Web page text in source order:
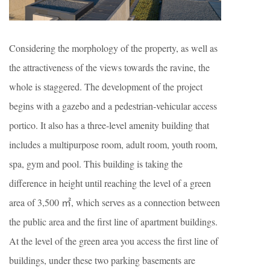
Considering the morphology of the property, as well as
the attractiveness of the views towards the ravine, the
whole is staggered. The development of the project
begins with a gazebo and a pedestrian-vehicular access
portico. It also has a three-level amenity building that
includes a multipurpose room, adult room, youth room,
spa, gym and pool. This building is taking the
difference in height until reaching the level of a green
area of 3,500 ㎡, which serves as a connection between
the public area and the first line of apartment buildings.
At the level of the green area you access the first line of
buildings, under these two parking basements are